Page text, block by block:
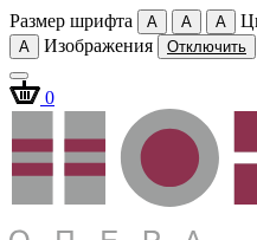
Размер шрифта A A A
A
Изображения Отключить
0